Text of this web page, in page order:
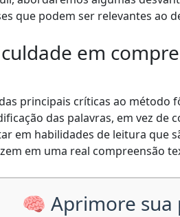
que podem ser relevantes ao
em
principais críticas ao método
das palavras, em vez de
em habilidades de leitura que
em uma real compreensão
🧠 Aprimore sua